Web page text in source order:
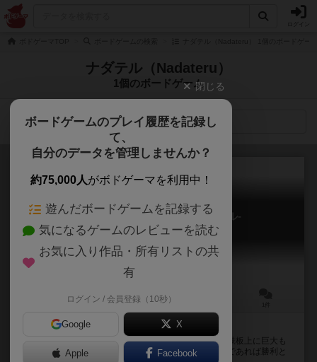
ナダテル（Nadateru）
1個のボードゲーム
検索メニュー
モンジャモ！ -もんじゃ×モルタル-
Monjamo! -Monja vs. Mortar-
10～30分
俺のもんじゃを止めてみな！
プレイヤは「巨大もんじゃ祭り」の参加者となり、鉄板上に巨大も
んじゃを作ります。完成したもんじゃが自分好みの味であれば勝利と
閉じる
ボードゲームのプレイ履歴を記録し
て、
自分のデータを管理しませんか？
約75,000人がボドゲーマを利用中！
遊んだボードゲームを記録する
気になるゲームのレビューを読む
お気に入り作品・所有リストの共
有
ログイン / 会員登録（10秒）
Google X
Apple Facebook